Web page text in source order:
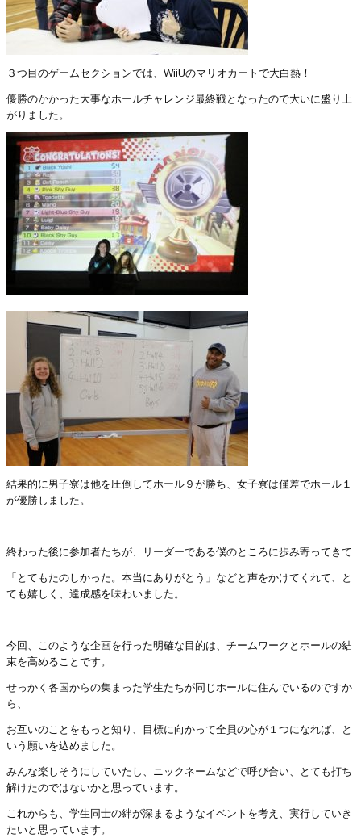
３つ目のゲームセクションでは、WiiUのマリオカートで大白熱！
優勝のかかった大事なホールチャレンジ最終戦となったので大いに盛り上
がりました。
結果的に男子寮は他を圧倒してホール９が勝ち、女子寮は僅差でホール１
が優勝しました。
終わった後に参加者たちが、リーダーである僕のところに歩み寄ってきて
「とてもたのしかった。本当にありがとう」などと声をかけてくれて、と
ても嬉しく、達成感を味わいました。
今回、このような企画を行った明確な目的は、チームワークとホールの結
束を高めることです。
せっかく各国からの集まった学生たちが同じホールに住んでいるのですか
ら、
お互いのことをもっと知り、目標に向かって全員の心が１つになれば、と
いう願いを込めました。
みんな楽しそうにしていたし、ニックネームなどで呼び合い、とても打ち
解けたのではないかと思っています。
これからも、学生同士の絆が深まるようなイベントを考え、実行していき
たいと思っています。